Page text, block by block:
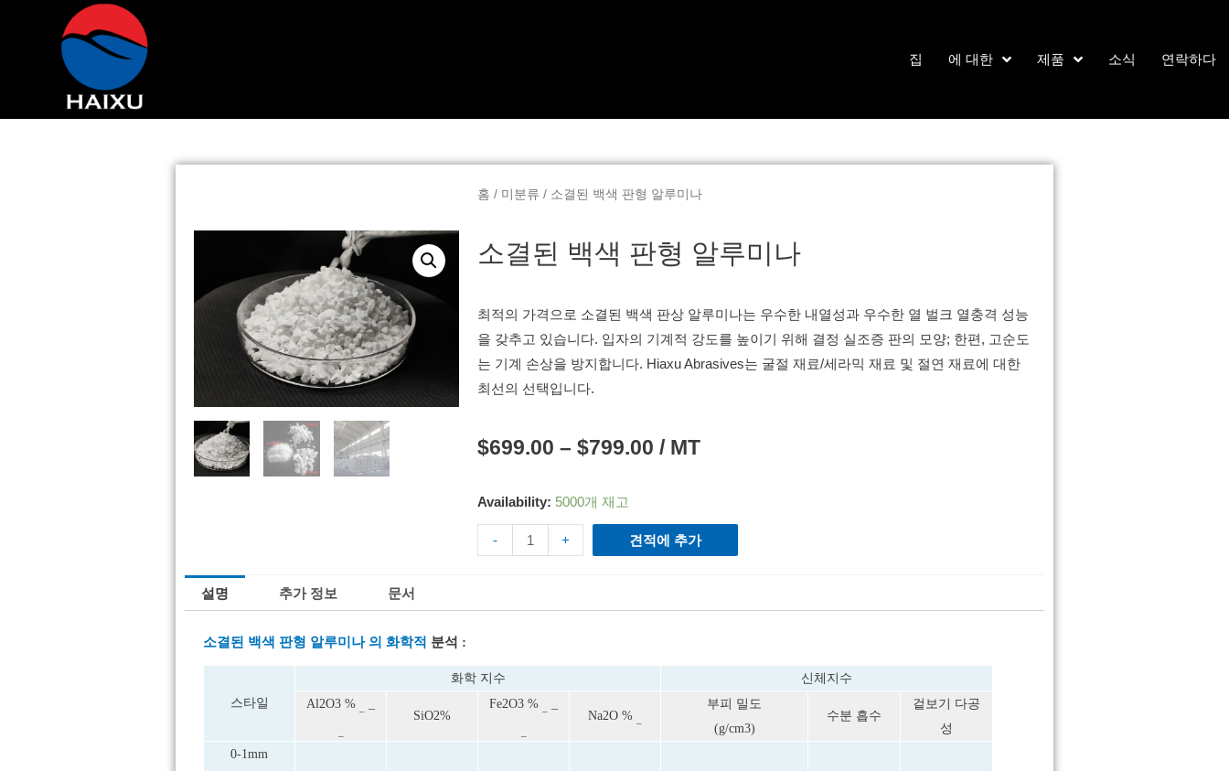
집 에 대한 제품 소식 연락하다
홈 / 미분류 / 소결된 백색 판형 알루미나
소결된 백색 판형 알루미나
최적의 가격으로 소결된 백색 판상 알루미나는 우수한 내열성과 우수한 열 벌크 열충격 성능
을 갖추고 있습니다. 입자의 기계적 강도를 높이기 위해 결정 실조증 판의 모양; 한편, 고순도
는 기계 손상을 방지합니다. Hiaxu Abrasives는 굴절 재료/세라믹 재료 및 절연 재료에 대한
최선의 선택입니다.
$699.00 –$799.00 / MT
Availability: 5000개 재고
- + 견적에 추가
설명 추가 정보 문서
소결된 백색 판형 알루미나 의 화학적 분석 :
스타일
화학 지수
신체지수
Al2O3 %
SiO2%
Fe2O3 %
Na2O %
부피 밀도
(g/cm3)
수분 흡수
겉보기 다공
성
0-1mm